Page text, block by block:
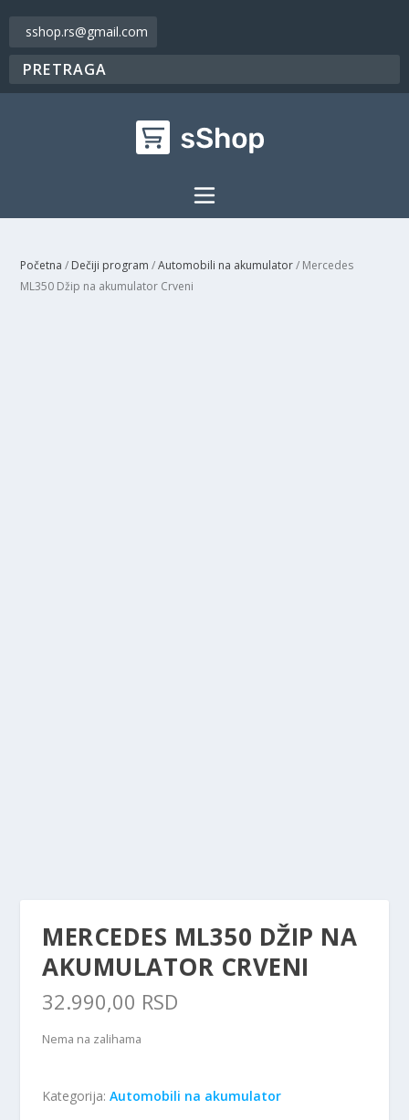
sshop.rs@gmail.com
Početna / Dečiji program /Automobili na akumulator/ Mercedes
ML350 Džip na akumulator Crveni
MERCEDES ML350 DŽIP NA
AKUMULATOR CRVENI
32.990,00 RSD
Nema na zalihama
Kategorija:Automobili na akumulator